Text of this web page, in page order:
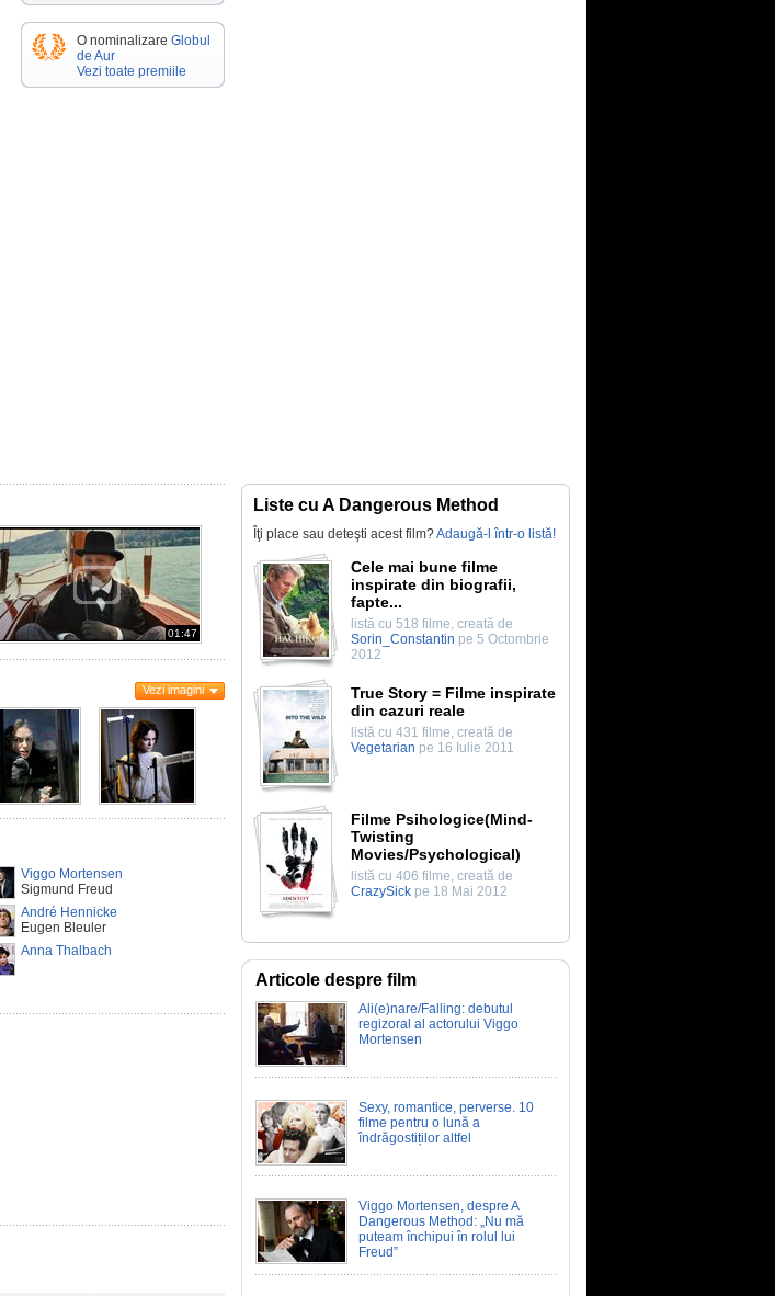
O nominalizare Globul
de Aur
Vezi toate premiile
01:47
Vezi imagini
Viggo Mortensen
Sigmund Freud
André Hennicke
Eugen Bleuler
Anna Thalbach
Liste cu A Dangerous Method
Îţi place sau deteşti acest film?Adaugă-l într-o listă!
Cele mai bune filme
inspirate din biografii,
fapte...
listă cu 518 filme, creată de
Sorin_Constantin pe 5 Octombrie
2012
True Story = Filme inspirate
din cazuri reale
listă cu 431 filme, creată de
Vegetarian pe 16 Iulie 2011
Filme Psihologice(Mind-
Twisting
Movies/Psychological)
listă cu 406 filme, creată de
CrazySick pe 18 Mai 2012
Articole despre film
Ali(e)nare/Falling: debutul
regizoral al actorului Viggo
Mortensen
Sexy, romantice, perverse. 10
filme pentru o lună a
îndrăgostiților altfel
Viggo Mortensen, despre A
Dangerous Method: „Nu mă
puteam închipui în rolul lui
Freud”